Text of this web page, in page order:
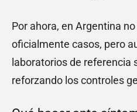
Por ahora, en Argentina
oficialmente casos, pero
laboratorios de referencia
reforzando los controles